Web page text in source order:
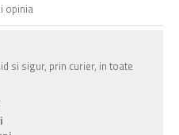
opinia
si sigur, prin curier, in toate